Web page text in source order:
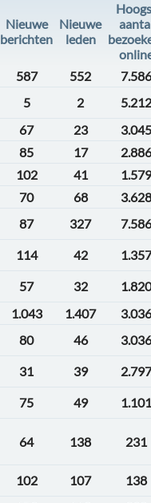
Nieuwe
berichten
Nieuwe
leden
587 552
7.586
5 2
5.212
67 23
3.045
85 17
2.886
102 41
1.579
70 68
3.628
87 327
7.586
114 42
1.357
57 32
1.820
1.043 1.407
3.036
80 46
3.036
31 39
2.797
75 49 1.101
64 138 231
102 107
138